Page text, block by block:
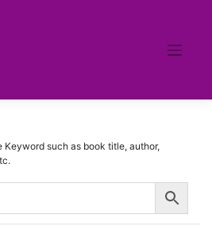
Keyword such as book title, author,